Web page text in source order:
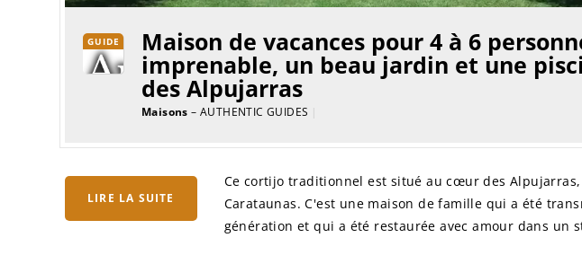
GUIDE Maison de vacances pour 4 à 6
imprenable, un beau jardin et une
des Alpujarras
Maisons – AUTHENTIC GUIDES |
LIRE LA SUITE
Ce cortijo traditionnel est situé au cœur des
Carataunas. C'est une maison de famille qui a été
génération et qui a été restaurée avec amour dans un